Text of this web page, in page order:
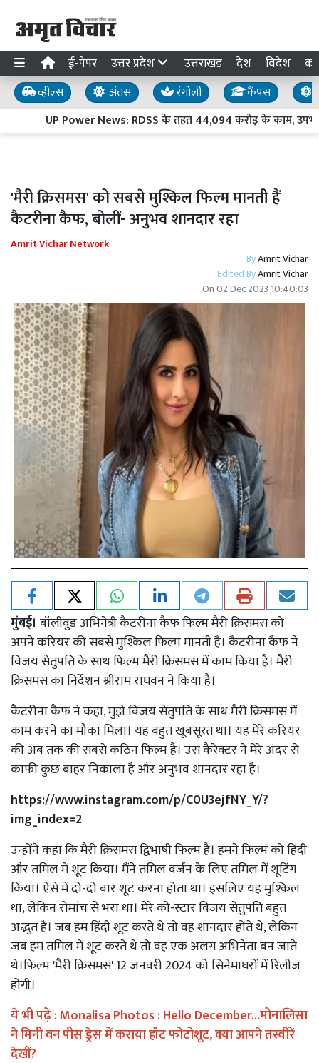
ई-पेपर उत्तर प्रदेश उत्तराखंड देश विदेश
व्हील्स अंतस रंगोली कैंपस
UP Power News: RDSS के तहत 44,094 करोड़ के काम,
'मैरी क्रिसमस' को सबसे मुश्किल फिल्म मानती हैं
कैटरीना कैफ, बोलीं- अनुभव शानदार रहा
Amrit Vichar Network
ByAmrit Vichar
Edited ByAmrit Vichar
On02 Dec 2023 10:40:03
मुंबई। बॉलीवुड अभिनेत्री कैटरीना कैफ फिल्म मैरी क्रिसमस को
अपने करियर की सबसे मुश्किल फिल्म मानती है। कैटरीना कैफ ने
विजय सेतुपति के साथ फिल्म मैरी क्रिसमस में काम किया है। मैरी
क्रिसमस का निर्देशन श्रीराम राघवन ने किया है।
कैटरीना कैफ ने कहा, मुझे विजय सेतुपति के साथ मैरी क्रिसमस में
काम करने का मौका मिला। यह बहुत खूबसूरत था। यह मेरे करियर
की अब तक की सबसे कठिन फिल्म है। उस कैरेक्टर ने मेरे अंदर से
काफी कुछ बाहर निकाला है और अनुभव शानदार रहा है।
https://www.instagram.com/p/C0U3ejfNY_Y/?
img_index=2
उन्होंने कहा कि मैरी क्रिसमस द्विभाषी फिल्म है। हमने फिल्म को हिंदी
और तमिल में शूट किया। मैंने तमिल वर्जन के लिए तमिल में शूटिंग
किया। ऐसे में दो-दो बार शूट करना होता था। इसलिए यह मुश्किल
था, लेकिन रोमांच से भरा था। मेरे को-स्टार विजय सेतुपति बहुत
अद्भुत हैं। जब हम हिंदी शूट करते थे तो वह शानदार होते थे, लेकिन
जब हम तमिल में शूट करते थे तो वह एक अलग अभिनेता बन जाते
थे।फिल्म 'मैरी क्रिसमस' 12 जनवरी 2024 को सिनेमाघरों में रिलीज
होगी।
ये भी पढ़ें :Monalisa Photos : Hello December...मोनालिसा
ने मिनी वन पीस ड्रेस में कराया हॉट फोटोशूट, क्या आपने तस्वीरें
देखीं?